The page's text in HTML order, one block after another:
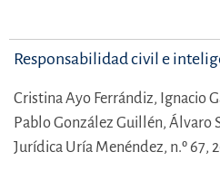
Responsabilidad civil e
Cristina Ayo Ferrándiz, Ignacio
Pablo González Guillén, Álvaro
Jurídica Uría Menéndez, n.º 67,